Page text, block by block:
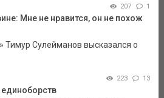
207 1
Мне не нравится, он не похож
Тимур Сулейманов высказался о
223 13